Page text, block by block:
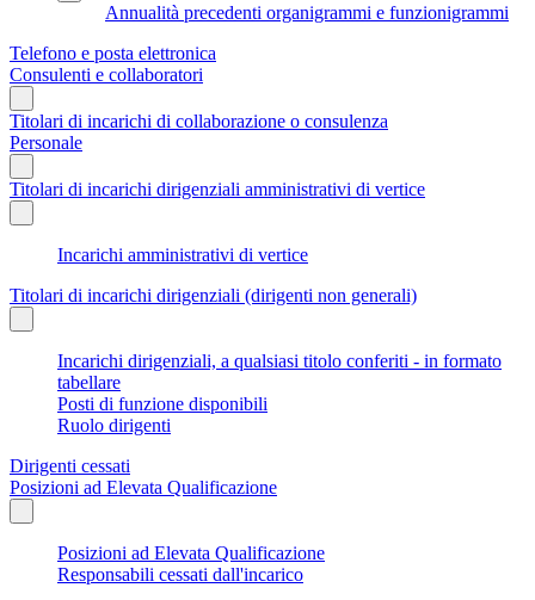
Annualità precedenti organigrammi e funzionigrammi
Telefono e posta elettronica
Consulenti e collaboratori
Titolari di incarichi di collaborazione o consulenza
Personale
Titolari di incarichi dirigenziali amministrativi di vertice
Incarichi amministrativi di vertice
Titolari di incarichi dirigenziali (dirigenti non generali)
Incarichi dirigenziali, a qualsiasi titolo conferiti - in formato
tabellare
Posti di funzione disponibili
Ruolo dirigenti
Dirigenti cessati
Posizioni ad Elevata Qualificazione
Posizioni ad Elevata Qualificazione
Responsabili cessati dall'incarico